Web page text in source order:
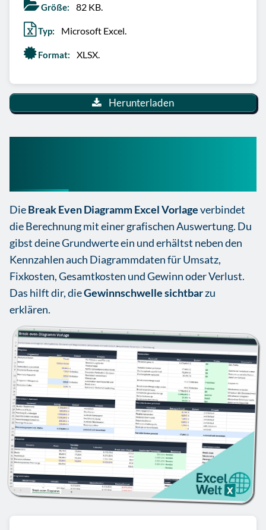
Größe: 82 KB.
Typ: Microsoft Excel.
Format: XLSX.
Herunterladen
DieBreak Even Diagramm Excel Vorlageverbindet
die Berechnung mit einer grafischen Auswertung. Du
gibst deine Grundwerte ein und erhältst neben den
Kennzahlen auch Diagrammdaten für Umsatz,
Fixkosten, Gesamtkosten und Gewinn oder Verlust.
Das hilft dir, dieGewinnschwelle sichtbarzu
erklären.